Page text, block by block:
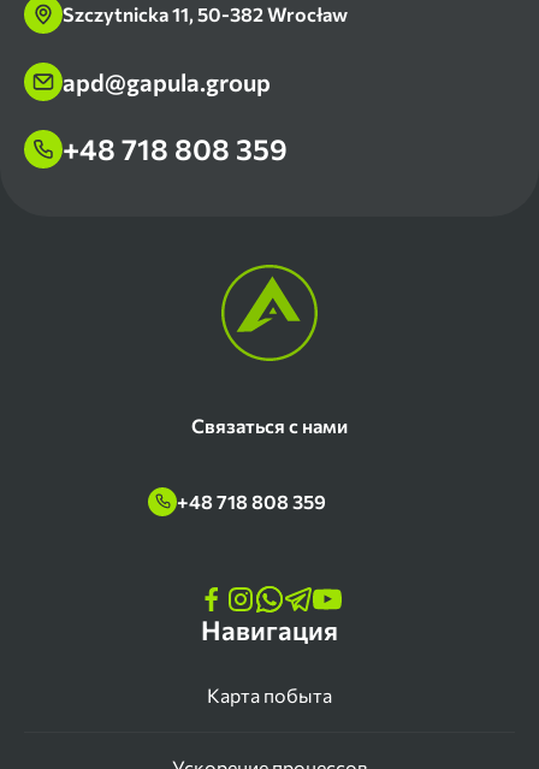
Szczytnicka 11, 50-382 Wrocław
apd@gapula.group
+48 718 808 359
Связаться с нами
+48 718 808 359
Навигация
Карта побыта